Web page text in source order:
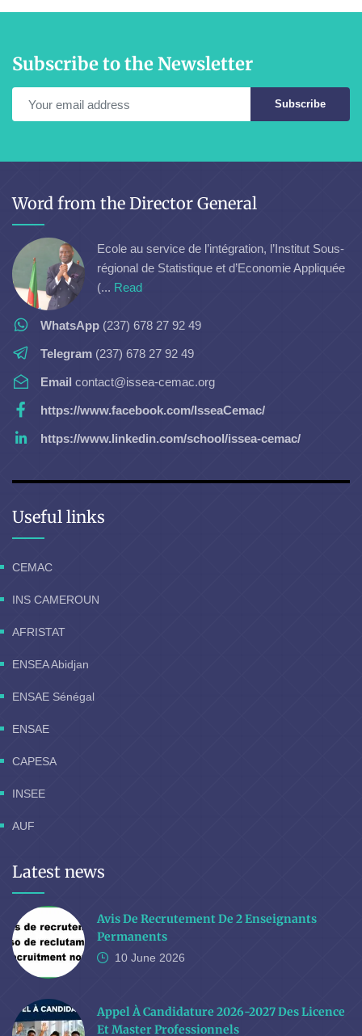
Subscribe to the Newsletter
Subscribe
Word from the Director General
Ecole au service de l’intégration, l’Institut Sous-
régional de Statistique et d’Economie Appliquée
(... Read
WhatsApp (237) 678 27 92 49
Telegram (237) 678 27 92 49
Email contact@issea-cemac.org
https://www.facebook.com/IsseaCemac/
https://www.linkedin.com/school/issea-cemac/
Useful links
CEMAC
INS CAMEROUN
AFRISTAT
ENSEA Abidjan
ENSAE Sénégal
ENSAE
CAPESA
INSEE
AUF
Latest news
Avis De Recrutement De 2 Enseignants
Permanents
10 June 2026
Appel À Candidature 2026-2027 Des Licence
Et Master Professionnels